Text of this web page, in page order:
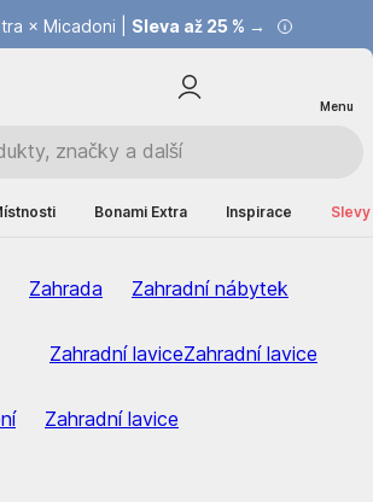
× Micadoni | Sleva až 25 % →
| Ušetřete až 40 % →
Menu
Bonami Extra Inspirace
Zahrada Zahradní nábytek
Zahradní laviceZahradní lavice
Zahradní lavice